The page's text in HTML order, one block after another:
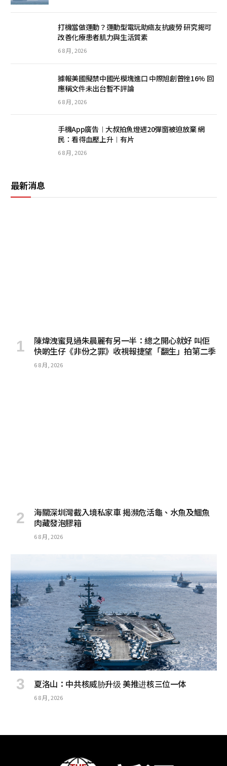
打機當做運動？運動型電玩助癌友抗疲勞 研究揭可
改善化療患者肌力與生活質素
6 8 月, 2026
據報美國擬禁中國光模塊進口 中際旭創曾挫16% 回
應稱文件未出台暫不評論
6 8 月, 2026
手機App廣告︱大叔拍魚燈遇20彈窗被迫放棄 網
民：看得血壓上升︱有片
6 8 月, 2026
最新消息
陳煒洩蜜見過朱晨麗有另一半：總之開心就好 叫佢
快啲生仔《非份之罪》收視報捷望「翻生」拍第二季
6 8 月, 2026
海關深圳灣截入境私家車 揭瀕危活龜、水魚及鱷魚
肉藏發泡膠箱
6 8 月, 2026
夏洛山：中共核威胁升级 美推进核三位一体
6 8 月, 2026